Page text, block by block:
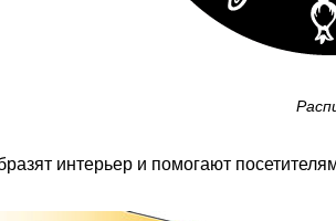
интерьер и помогают